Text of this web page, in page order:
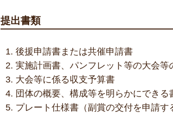
提出書類
後援申請書または共催申請書
実施計画書、パンフレット等の大会
大会等に係る収支予算書
団体の概要、構成等を明らかにできる
プレート仕様書（副賞の交付を申請す